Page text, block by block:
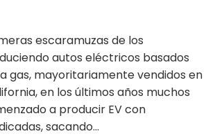
escaramuzas de los
autos eléctricos basados
gas, mayoritariamente vendidos en
en los últimos años muchos
a producir EV con
sacando…